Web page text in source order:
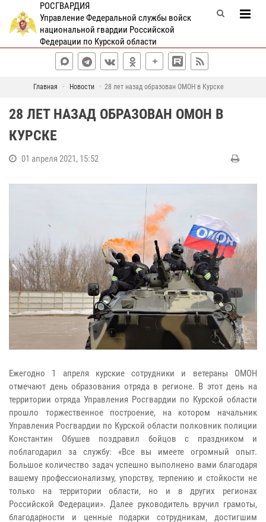
РОСГВАРДИЯ
Управление Федеральной службы войск
национальной гвардии Российской
Федерации по Курской области
Главная Новости 28 лет назад образован ОМОН в Курске
28 ЛЕТ НАЗАД ОБРАЗОВАН ОМОН В
КУРСКЕ
01 апреля 2021, 15:52
Ежегодно 1 апреля курские сотрудники и ветераны ОМОН
отмечают день образования отряда в регионе. В этот день на
территории отряда Управления Росгвардии по Курской области
прошло торжественное построение, на котором начальник
Управления Росгвардии по Курской области полковник полиции
Константин Обушев поздравил бойцов с праздником и
поблагодарил за службу: «Все вы имеете огромный опыт.
Большое количество задач успешно выполнено вами благодаря
вашему профессионализму, упорству, терпению и стойкости не
только на территории области, но и в других регионах
Российской Федерации». Далее руководитель вручил грамоты,
благодарности и ценные подарки сотрудникам, достигшим